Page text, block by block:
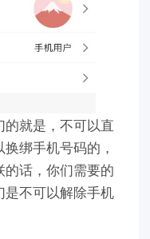
就是，不可以直
绑手机号码的，
话，你们需要的
不可以解除手机